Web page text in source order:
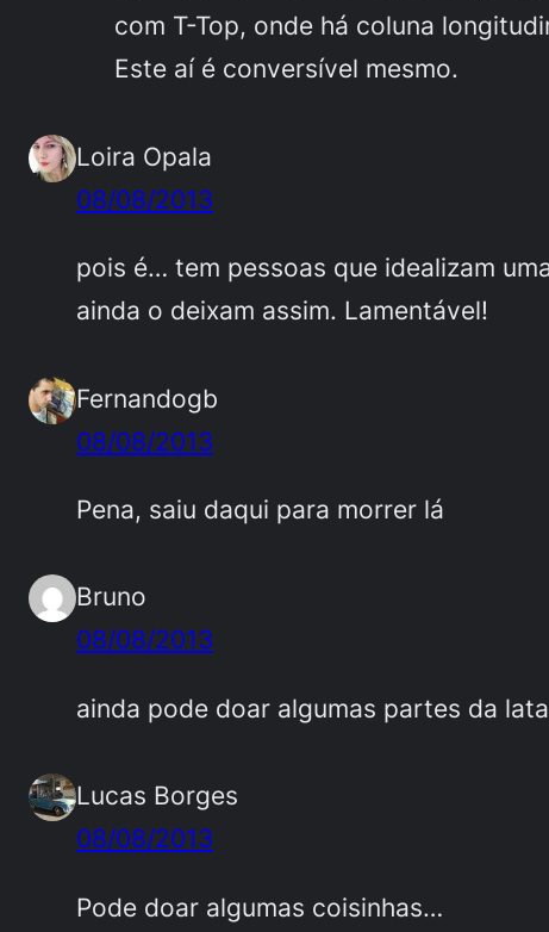
com T-Top, onde há coluna
Este aí é conversível mesmo.
Loira Opala
08/08/2013
pois é… tem pessoas que idealizam
ainda o deixam assim. Lamentável!
Fernandogb
08/08/2013
Pena, saiu daqui para morrer lá
Bruno
08/08/2013
ainda pode doar algumas partes da
Lucas Borges
08/08/2013
Pode doar algumas coisinhas…